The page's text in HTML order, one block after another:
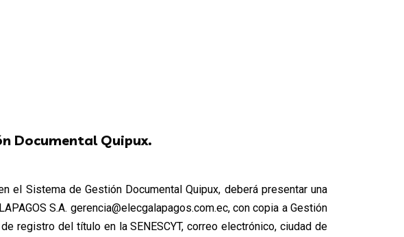
Documental Quipux.
el Sistema de Gestión Documental Quipux, deberá presentar una
S.A. gerencia@elecgalapagos.com.ec, con copia a Gestión
registro del título en la SENESCYT, correo electrónico, ciudad de